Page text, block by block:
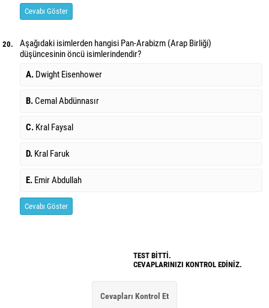
Cevabı Göster
20.
Aşağıdaki isimlerden hangisi Pan-Arabizm (Arap Birliği)
düşüncesinin öncü isimlerindendir?
A. Dwight Eisenhower
B.Cemal Abdünnasır
C. Kral Faysal
D. Kral Faruk
E. Emir Abdullah
Cevabı Göster
TEST BİTTİ.
CEVAPLARINIZI KONTROL EDİNİZ.